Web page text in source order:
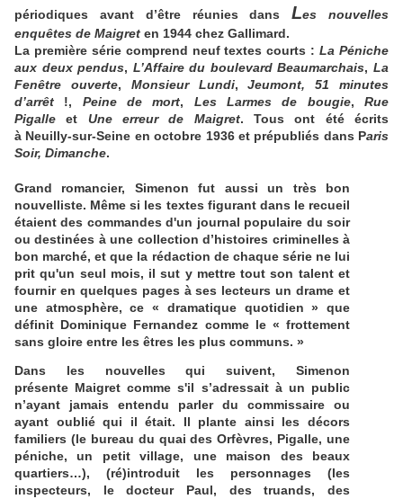
périodiques avant d’être réunies dansLes nouvelles
enquêtes de Maigret en 1944 chez Gallimard.
La première série comprend neuf textes courts :La Péniche
aux deux pendus, L’Affaire du boulevard Beaumarchais,La
Fenêtre ouverte, Monsieur Lundi,Jeumont, 51 minutes
d’arrêt !, Peine de mort, Les Larmes de bougie,Rue
Pigalle et Une erreur de Maigret. Tous ont été écrits
à Neuilly-sur-Seine en octobre 1936 et prépubliés dans Paris
Soir, Dimanche.
Grand romancier, Simenon fut aussi un très bon
nouvelliste. Même si les textes figurant dans le recueil
étaient des commandes d'un journal populaire du soir
ou destinées à une collection d’histoires criminelles à
bon marché, et que la rédaction de chaque série ne lui
prit qu'un seul mois, il sut y mettre tout son talent et
fournir en quelques pages à ses lecteurs un drame et
une atmosphère, ce « dramatique quotidien » que
définit Dominique Fernandez comme le « frottement
sans gloire entre les êtres les plus communs. »
Dans les nouvelles qui suivent, Simenon
présente Maigret comme s'il s’adressait à un public
n’ayant jamais entendu parler du commissaire ou
ayant oublié qui il était. Il plante ainsi les décors
familiers (le bureau du quai des Orfèvres, Pigalle, une
péniche, un petit village, une maison des beaux
quartiers…), (ré)introduit les personnages (les
inspecteurs, le docteur Paul, des truands, des